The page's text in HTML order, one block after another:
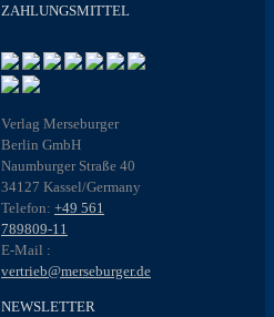
ZAHLUNGSMITTEL
Verlag Merseburger
Berlin GmbH
Naumburger Straße 40
34127 Kassel/Germany
Telefon: +49 561
789809-11
E-Mail :
vertrieb@merseburger.de
NEWSLETTER